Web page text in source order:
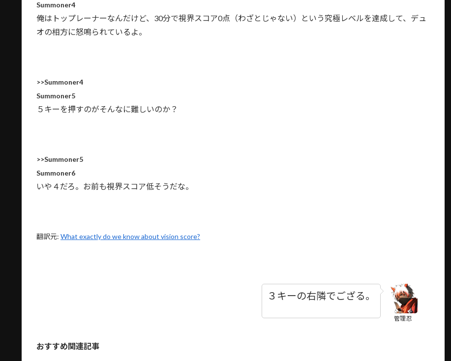
Summoner4
俺はトップレーナーなんだけど、30分で視界スコア0点（わざとじゃない）という究極レベルを達成して、デュ
オの相方に怒鳴られているよ。
>>Summoner4
Summoner5
５キーを押すのがそんなに難しいのか？
>>Summoner5
Summoner6
いや４だろ。お前も視界スコア低そうだな。
翻訳元: What exactly do we know about vision score?
管理忍
３キーの右隣でござる。
おすすめ関連記事